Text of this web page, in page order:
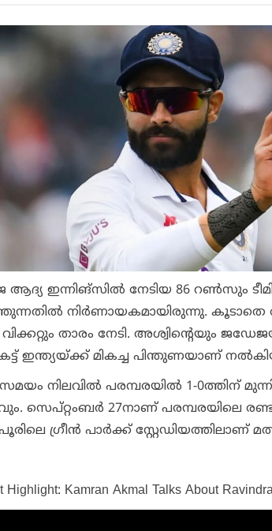
ഇന്നിങ്സില്‍ നേടിയ 86 റണ്‍സും
നിര്‍ണായകമായിരുന്നു. കൂടാതെ
താരം നേടി. അശ്വിന്റെയും
ഇന്ത്യയ്ക്ക് മികച്ച പിന്തുണയാണ്
നിലവില്‍ പരമ്പരയില്‍ 1-0ത്തിന്
സെപ്റ്റംബര്‍ 27നാണ് പരമ്പരയിലെ
ഗ്രീന്‍ പാര്‍ക്ക് സ്റ്റേഡിയത്തിലാണ്
Highlight: Kamran Akmal Talks About